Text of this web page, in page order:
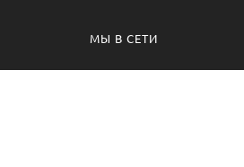
МЫ В СЕТИ